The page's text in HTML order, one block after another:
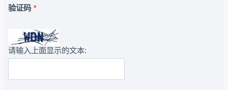
验证码 *
请输入上面显示的文本: